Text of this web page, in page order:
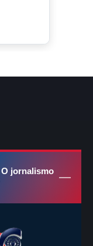
O jornalismo